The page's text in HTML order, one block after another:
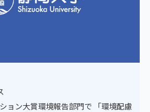
ョン大賞環境報告部門で 「環境配慮